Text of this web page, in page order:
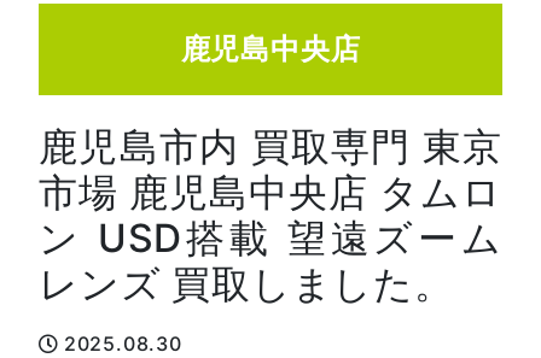
鹿児島中央店
鹿児島市内 買取専門 東京
市場 鹿児島中央店 タムロ
ン USD搭載 望遠ズーム
レンズ 買取しました。
2025.08.30